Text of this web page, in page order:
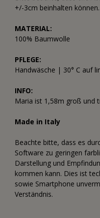
+/-3cm beinhalten können.
MATERIAL:
100% Baumwolle
PFLEGE:
Handwäsche | 30° C auf
INFO:
Maria ist 1,58m groß und
Made in Italy
Beachte bitte, dass es
Software zu geringen
Darstellung und
kommen kann. Dies ist
sowie Smartphone
Verständnis.